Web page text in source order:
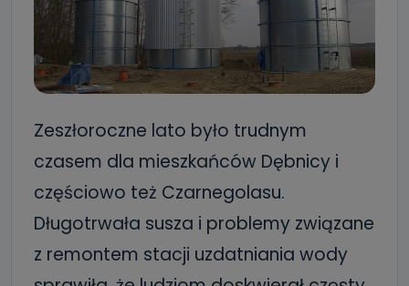
Zeszłoroczne lato było trudnym
czasem dla mieszkańców Dębnicy i
częściowo też Czarnegolasu.
Długotrwała susza i problemy związane
z remontem stacji uzdatniania wody